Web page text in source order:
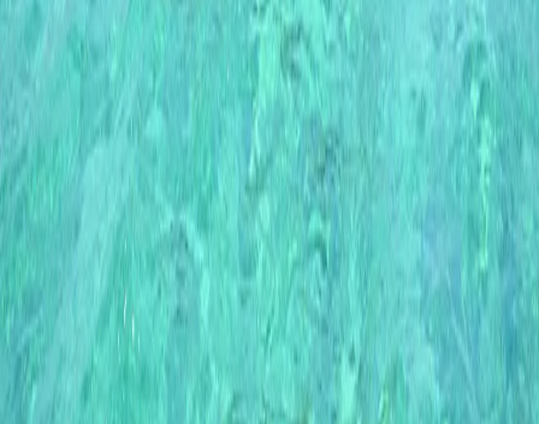
신발끈스토리
99 different holidays
슈캐스트
세계여행정보
여행공식
체력지수와 서비스레벨
가이드 운영 안내
여행지
신발끈 정보